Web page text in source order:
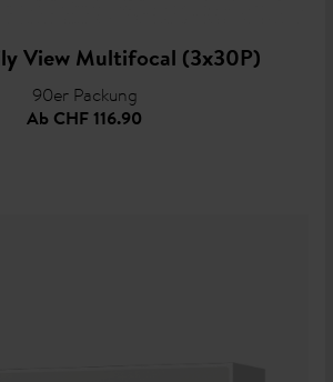
View Multifocal (3x30P)
90er Packung
Ab CHF 116.90